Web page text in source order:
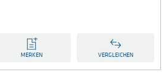
MERKEN VERGLEICHEN